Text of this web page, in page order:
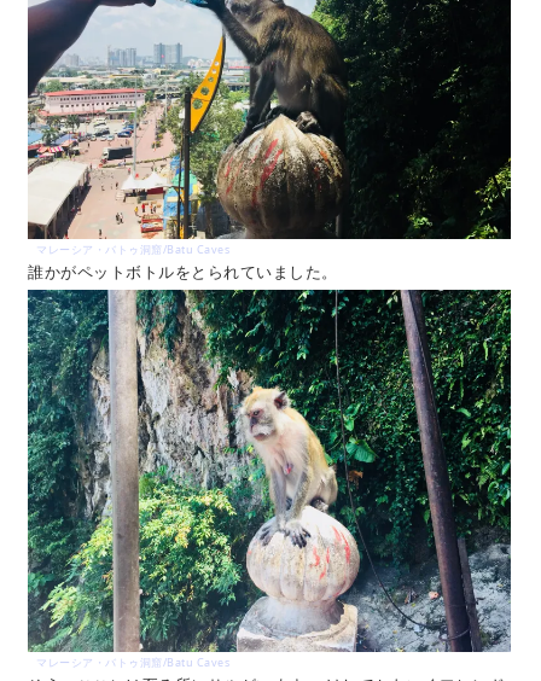
マレーシア・バトゥ洞窟/Batu Caves
誰かがペットボトルをとられていました。
マレーシア・バトゥ洞窟/Batu Caves